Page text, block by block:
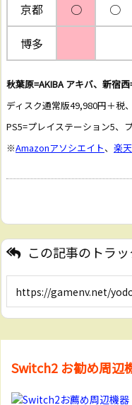
京都
○ ○
博多
秋葉原=AKIBA アキバ、新宿
ディスク通常版49,980円＋税
PS5=プレイステーション5、
※Amazonアソシエイト、 楽
この記事のトラ
Switch2 お勧め周辺